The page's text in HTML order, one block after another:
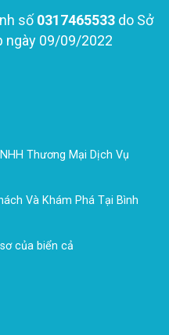
số 0317465533 do Sở
ngày 09/09/2022
Thương Mại Dịch Vụ
Và Khám Phá Tại Bình
của biển cả